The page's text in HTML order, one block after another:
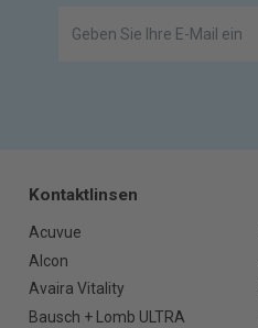
Kontaktlinsen
Acuvue
Alcon
Avaira Vitality
Bausch + Lomb ULTRA